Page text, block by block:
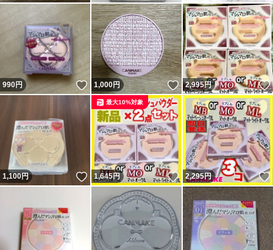
990円 いいね！
1,000円 いいね！
2,995円
1,100円 いいね！
1,645円 いいね！
最大10%対象
2,295円